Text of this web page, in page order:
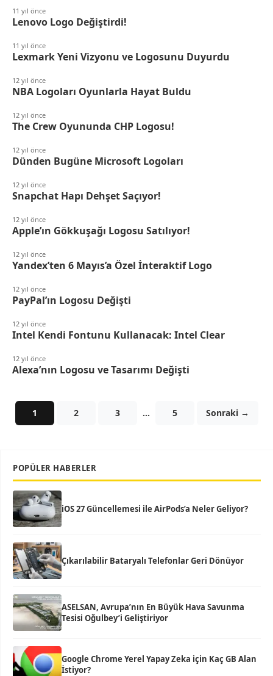
11 yıl önce
Lenovo Logo Değiştirdi!
11 yıl önce
Lexmark Yeni Vizyonu ve Logosunu Duyurdu
12 yıl önce
NBA Logoları Oyunlarla Hayat Buldu
12 yıl önce
The Crew Oyununda CHP Logosu!
12 yıl önce
Dünden Bugüne Microsoft Logoları
12 yıl önce
Snapchat Hapı Dehşet Saçıyor!
12 yıl önce
Apple’ın Gökkuşağı Logosu Satılıyor!
12 yıl önce
Yandex’ten 6 Mayıs’a Özel İnteraktif Logo
12 yıl önce
PayPal’ın Logosu Değişti
12 yıl önce
Intel Kendi Fontunu Kullanacak: Intel Clear
12 yıl önce
Alexa’nın Logosu ve Tasarımı Değişti
1 2 3 … 5 Sonraki →
POPÜLER HABERLER
iOS 27 Güncellemesi ile AirPods’a Neler Geliyor?
Çıkarılabilir Bataryalı Telefonlar Geri Dönüyor
ASELSAN, Avrupa’nın En Büyük Hava Savunma
Tesisi Oğulbey’i Geliştiriyor
Google Chrome Yerel Yapay Zeka için Kaç GB Alan
İstiyor?